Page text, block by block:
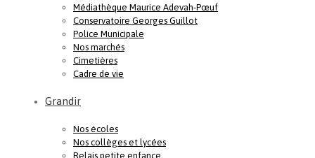
Médiathèque Maurice Adevah-Pœuf
Conservatoire Georges Guillot
Police Municipale
Nos marchés
Cimetières
Cadre de vie
Grandir
Nos écoles
Nos collèges et lycées
Relais petite enfance